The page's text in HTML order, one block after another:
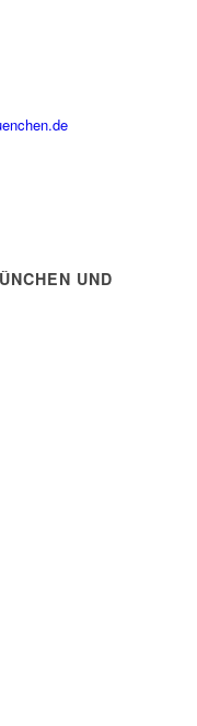
UND